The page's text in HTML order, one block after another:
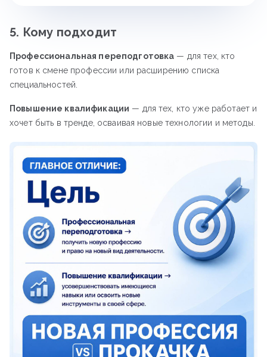
5. Кому подходит
Профессиональная переподготовка — для тех, кто
готов к смене профессии или расширению списка
специальностей.
Повышение квалификации — для тех, кто уже работает и
хочет быть в тренде, осваивая новые технологии и методы.